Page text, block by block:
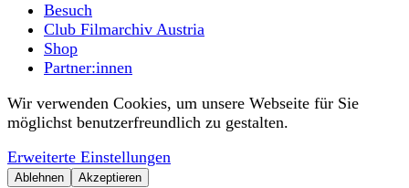
Besuch
Club Filmarchiv Austria
Shop
Partner:innen
Wir verwenden Cookies, um unsere Webseite für Sie
möglichst benutzerfreundlich zu gestalten.
Erweiterte Einstellungen
Ablehnen Akzeptieren